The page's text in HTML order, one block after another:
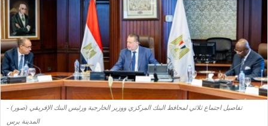
تفاصيل اجتماع ثلاثي لمحافظ البنك المركزي ووزير الخارجية ورئيس البنك الإفريقي (صور) -
المدينة برس